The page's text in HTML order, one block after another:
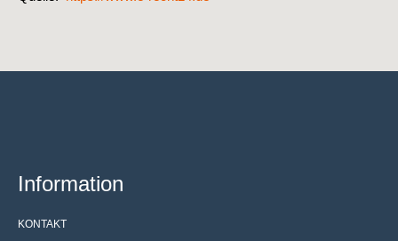
Information
KONTAKT